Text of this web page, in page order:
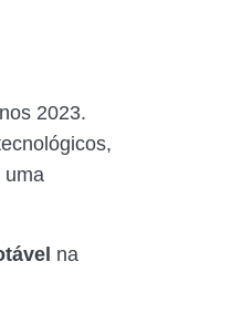
2023.
uma
na